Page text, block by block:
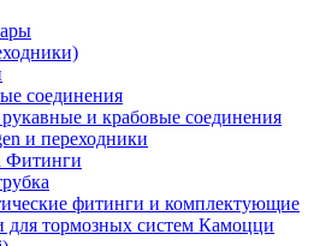
соединения
и крабовые соединения
и переходники
Фитинги
фитинги и комплектующие
для тормозных систем Камоцци